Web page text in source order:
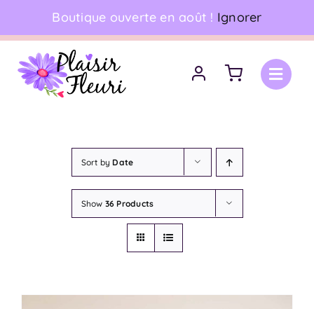
Boutique ouverte en août ! Ignorer
06 18 17 18 94 •Livraison à domicile
Sort by Date
Show 36 Products